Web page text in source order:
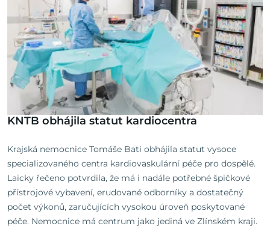
KNTB obhájila statut kardiocentra
Krajská nemocnice Tomáše Bati obhájila statut vysoce
specializovaného centra kardiovaskulární péče pro dospělé.
Laicky řečeno potvrdila, že má i nadále potřebné špičkové
přístrojové vybavení, erudované odborníky a dostatečný
počet výkonů, zaručujících vysokou úroveň poskytované
péče. Nemocnice má centrum jako jediná ve Zlínském kraji.